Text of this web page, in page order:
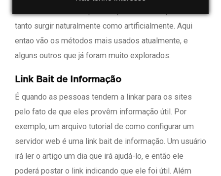
tanto surgir naturalmente como artificialmente. Aqui
entao vão os métodos mais usados atualmente, e
alguns outros que já foram muito explorados:
Link Bait de Informação
É quando as pessoas tendem a linkar para os sites
pelo fato de que eles provêm informação útil. Por
exemplo, um arquivo tutorial de como configurar um
servidor web é uma link bait de informação. Um usuário
irá ler o artigo um dia que irá ajudá-lo, e então ele
poderá postar o link indicando que ele foi útil. Além